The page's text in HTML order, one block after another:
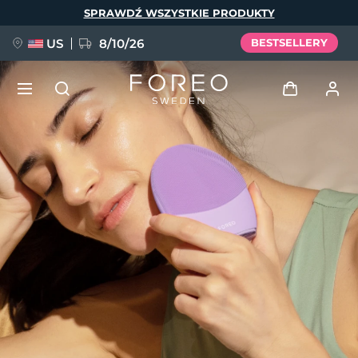
SPRAWDŹ WSZYSTKIE PRODUKTY
US 8/10/26 BESTSELLERY
Profil użytkownika
Moje urządzenia
Moje zamówienia
Moje adresy
Moje subskrypcje
NOWOŚĆ
FAQ™ Pure Beauty-Tech Elixir
BREAKING NEWS
issa™ Teeth Whitening Set
Język
English Deutsch
Español
Français
Italiano
Português
Svenska
Русский
Türkçe
简体中文 繁體中文